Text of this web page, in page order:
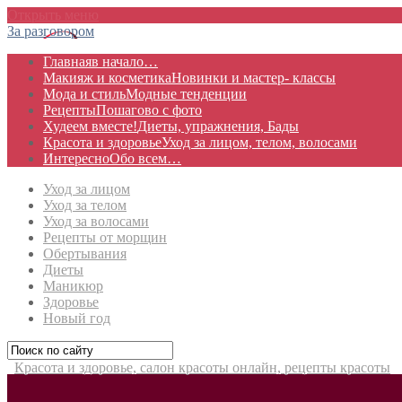
За разговором
Главнаяв начало…
Макияж и косметикаНовинки и мастер- классы
Мода и стильМодные тенденции
РецептыПошагово с фото
Худеем вместе!Диеты, упражнения, Бады
Красота и здоровьеУход за лицом, телом, волосами
ИнтересноОбо всем…
Уход за лицом
Уход за телом
Уход за волосами
Рецепты от морщин
Обертывания
Диеты
Маникюр
Здоровье
Новый год
Красота и здоровье, салон красоты онлайн, рецепты красоты